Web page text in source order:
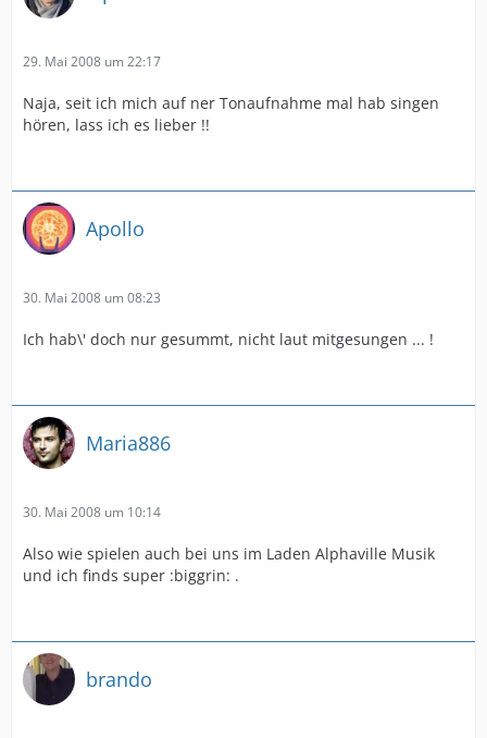
29. Mai 2008 um 22:17
Naja, seit ich mich auf ner Tonaufnahme mal hab singen
hören, lass ich es lieber !!
Apollo
30. Mai 2008 um 08:23
Ich hab\' doch nur gesummt, nicht laut mitgesungen ... !
Maria886
30. Mai 2008 um 10:14
Also wie spielen auch bei uns im Laden Alphaville Musik
und ich finds super :biggrin: .
brando